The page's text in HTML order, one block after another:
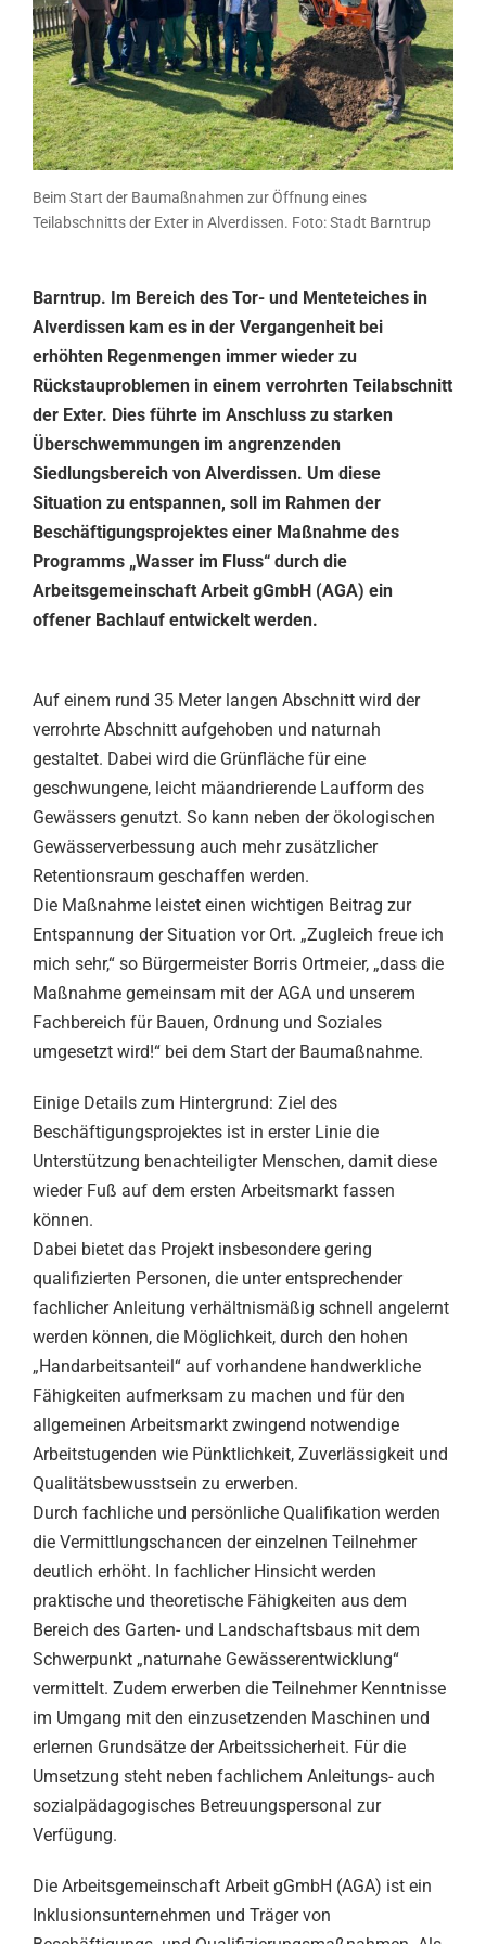
Beim Start der Baumaßnahmen zur Öffnung eines
Teilabschnitts der Exter in Alverdissen. Foto: Stadt Barntrup
Barntrup. Im Bereich des Tor- und Menteteiches in
Alverdissen kam es in der Vergangenheit bei
erhöhten Regenmengen immer wieder zu
Rückstauproblemen in einem verrohrten Teilabschnitt
der Exter. Dies führte im Anschluss zu starken
Überschwemmungen im angrenzenden
Siedlungsbereich von Alverdissen. Um diese
Situation zu entspannen, soll im Rahmen der
Beschäftigungsprojektes einer Maßnahme des
Programms „Wasser im Fluss“ durch die
Arbeitsgemeinschaft Arbeit gGmbH (AGA) ein
offener Bachlauf entwickelt werden.
Auf einem rund 35 Meter langen Abschnitt wird der
verrohrte Abschnitt aufgehoben und naturnah
gestaltet. Dabei wird die Grünfläche für eine
geschwungene, leicht mäandrierende Laufform des
Gewässers genutzt. So kann neben der ökologischen
Gewässerverbessung auch mehr zusätzlicher
Retentionsraum geschaffen werden.
Die Maßnahme leistet einen wichtigen Beitrag zur
Entspannung der Situation vor Ort. „Zugleich freue ich
mich sehr,“ so Bürgermeister Borris Ortmeier, „dass die
Maßnahme gemeinsam mit der AGA und unserem
Fachbereich für Bauen, Ordnung und Soziales
umgesetzt wird!“ bei dem Start der Baumaßnahme.
Einige Details zum Hintergrund: Ziel des
Beschäftigungsprojektes ist in erster Linie die
Unterstützung benachteiligter Menschen, damit diese
wieder Fuß auf dem ersten Arbeitsmarkt fassen
können.
Dabei bietet das Projekt insbesondere gering
qualifizierten Personen, die unter entsprechender
fachlicher Anleitung verhältnismäßig schnell angelernt
werden können, die Möglichkeit, durch den hohen
„Handarbeitsanteil“ auf vorhandene handwerkliche
Fähigkeiten aufmerksam zu machen und für den
allgemeinen Arbeitsmarkt zwingend notwendige
Arbeitstugenden wie Pünktlichkeit, Zuverlässigkeit und
Qualitätsbewusstsein zu erwerben.
Durch fachliche und persönliche Qualifikation werden
die Vermittlungschancen der einzelnen Teilnehmer
deutlich erhöht. In fachlicher Hinsicht werden
praktische und theoretische Fähigkeiten aus dem
Bereich des Garten- und Landschaftsbaus mit dem
Schwerpunkt „naturnahe Gewässerentwicklung“
vermittelt. Zudem erwerben die Teilnehmer Kenntnisse
im Umgang mit den einzusetzenden Maschinen und
erlernen Grundsätze der Arbeitssicherheit. Für die
Umsetzung steht neben fachlichem Anleitungs- auch
sozialpädagogisches Betreuungspersonal zur
Verfügung.
Die Arbeitsgemeinschaft Arbeit gGmbH (AGA) ist ein
Inklusionsunternehmen und Träger von